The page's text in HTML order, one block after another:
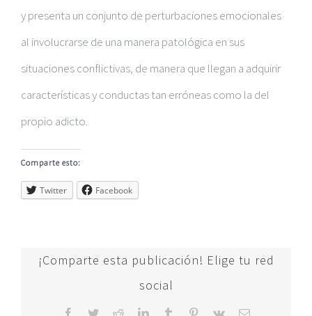
y presenta un conjunto de perturbaciones emocionales
al involucrarse de una manera patológica en sus
situaciones conflictivas, de manera que llegan a adquirir
características y conductas tan erróneas como la del
propio adicto.
Comparte esto:
Twitter Facebook
¡Comparte esta publicación! Elige tu red
social
Facebook
TwitterRedditLinkedInTumblr Pinterest
Vk Correo